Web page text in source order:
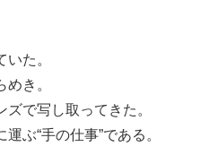
た。
き。
で写し取ってきた。
ぶ“手の仕事”である。